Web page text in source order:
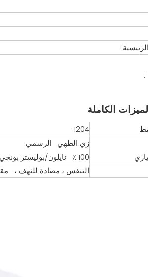
:
الكاملة
1204
زي الطهي الرسمي
100 ٪ نايلون/بوليستر بونجي/بوليستر تافيتا +حشوة بوليستر +تافتا /نايلون
التنفس ، مضادة للثهف ،